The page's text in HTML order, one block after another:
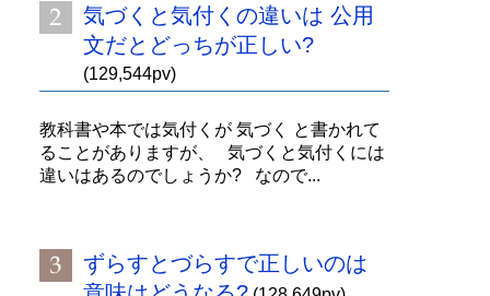
気づくと気付くの違いは 公用
文だとどっちが正しい?
(129,544pv)
教科書や本では気付くが 気づく と書かれて
ることがありますが、 気づくと気付くには
違いはあるのでしょうか? なので...
ずらすとづらすで正しいのは